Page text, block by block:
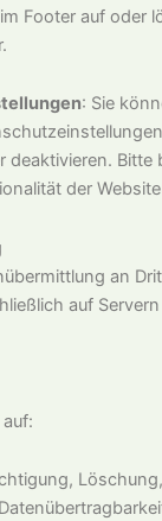
Footer auf oder
: Sie
deaktivieren. Bitte
der
an
auf